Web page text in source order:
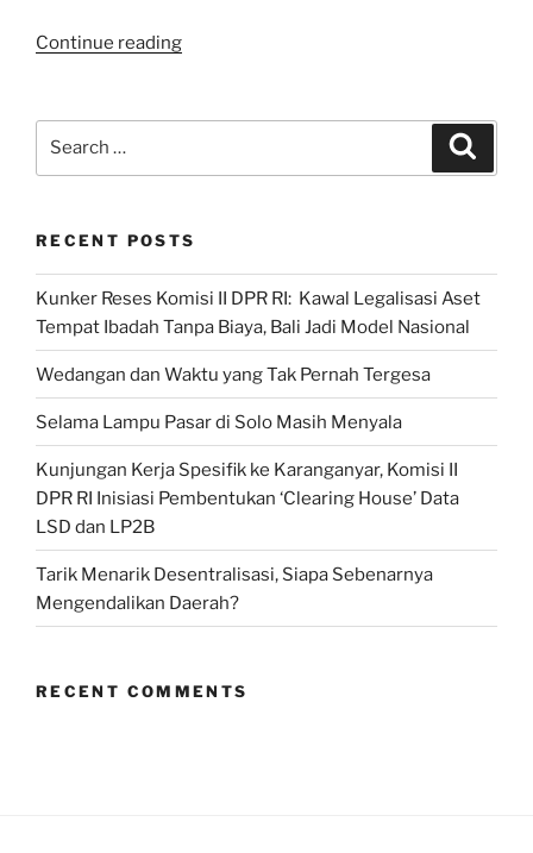
Continue reading“Pesan
Rakyat
RECENT POSTS
Kunker Reses Komisi II DPR RI: Kawal Legalisasi Aset
Tempat Ibadah Tanpa Biaya, Bali Jadi Model Nasional
Wedangan dan Waktu yang Tak Pernah Tergesa
Selama Lampu Pasar di Solo Masih Menyala
Kunjungan Kerja Spesifik ke Karanganyar, Komisi II
DPR RI Inisiasi Pembentukan ‘Clearing House’ Data
LSD dan LP2B
Tarik Menarik Desentralisasi, Siapa Sebenarnya
Mengendalikan Daerah?
RECENT COMMENTS